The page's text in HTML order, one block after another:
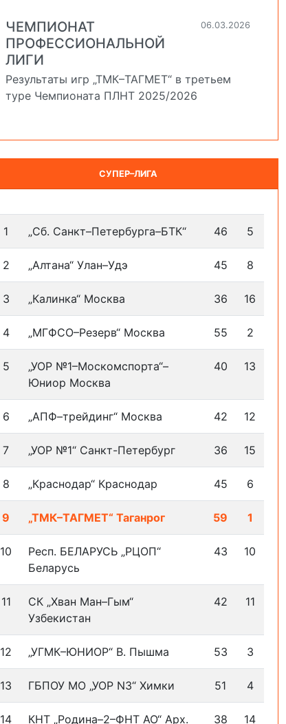
ЧЕМПИОНАТ
ПРОФЕССИОНАЛЬНОЙ
ЛИГИ
06.03.2026
Результаты игр „ТМК–ТАГМЕТ“ в третьем
туре Чемпионата ПЛНТ 2025/2026
СУПЕР–ЛИГА
1 „Сб. Санкт–Петербурга–БТК“ 46 5
2 „Алтана“ Улан–Удэ 45 8
3 „Калинка“ Москва 36 16
4 „МГФСО–Резерв“ Москва 55 2
5
„УОР №1–Москомспорта“–
Юниор Москва
40 13
6 „АПФ–трейдинг“ Москва 42 12
7 „УОР №1“ Санкт-Петербург 36 15
8 „Краснодар“ Краснодар 45 6
9 „ТМК–ТАГМЕТ“ Таганрог 59 1
10
Респ. БЕЛАРУСЬ „РЦОП“
Беларусь
43 10
11
СК „Хван Ман–Гым“
Узбекистан
42 11
12 „УГМК–ЮНИОР“ В. Пышма 53 3
13 ГБПОУ МО „УОР N3“ Химки 51 4
14 КНТ „Родина–2–ФНТ АО“ Арх. 38 14